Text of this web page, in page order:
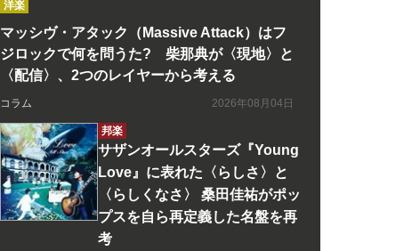
洋楽
マッシヴ・アタック（Massive Attack）はフ
ジロックで何を問うた? 柴那典が〈現地〉と
〈配信〉、2つのレイヤーから考える
コラム 2026年08月04日
邦楽
サザンオールスターズ『Young
Love』に表れた〈らしさ〉と
〈らしくなさ〉 桑田佳祐がポッ
プスを自ら再定義した名盤を再
考